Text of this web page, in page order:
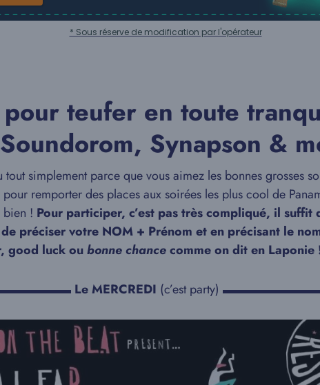
* Sous réserve de modification par l'opérateur
pour teufer en toute
Synapson &
simplement parce que vous aimez les bonnes grosses
remporter des places aux soirées les plus cool de
bien ! Pour participer, c’est pas très compliqué, il suffit
préciser votre NOM + Prénom et en précisant le
good luck oubonne chancecomme on dit en Laponie
Le MERCREDI (c’est party)